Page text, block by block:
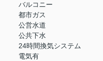
バルコニー
都市ガス
公営水道
公共下水
24時間換気システム
電気有